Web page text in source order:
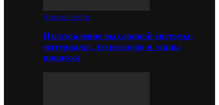
Автозапчасти
Изготовление выхлопной системы:
материалы, технологии и этапы
процесса